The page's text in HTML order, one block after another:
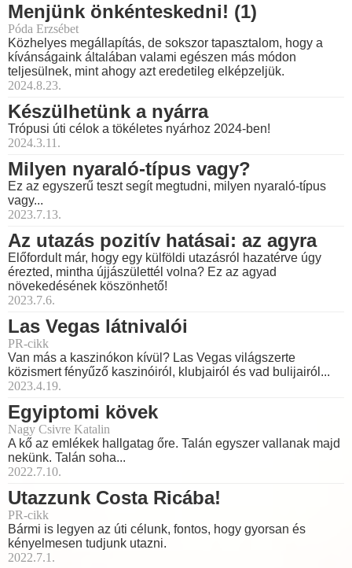
Menjünk önkénteskedni! (1)
Póda Erzsébet
Közhelyes megállapítás, de sokszor tapasztalom, hogy a
kívánságaink általában valami egészen más módon
teljesülnek, mint ahogy azt eredetileg elképzeljük.
2024.8.23.
Készülhetünk a nyárra
Trópusi úti célok a tökéletes nyárhoz 2024-ben!
2024.3.11.
Milyen nyaraló-típus vagy?
Ez az egyszerű teszt segít megtudni, milyen nyaraló-típus
vagy...
2023.7.13.
Az utazás pozitív hatásai: az agyra
Előfordult már, hogy egy külföldi utazásról hazatérve úgy
érezted, mintha újjászülettél volna? Ez az agyad
növekedésének köszönhető!
2023.7.6.
Las Vegas látnivalói
PR-cikk
Van más a kaszinókon kívül? Las Vegas világszerte
közismert fényűző kaszinóiról, klubjairól és vad bulijairól...
2023.4.19.
Egyiptomi kövek
Nagy Csivre Katalin
A kő az emlékek hallgatag őre. Talán egyszer vallanak majd
nekünk. Talán soha...
2022.7.10.
Utazzunk Costa Ricába!
PR-cikk
Bármi is legyen az úti célunk, fontos, hogy gyorsan és
kényelmesen tudjunk utazni.
2022.7.1.